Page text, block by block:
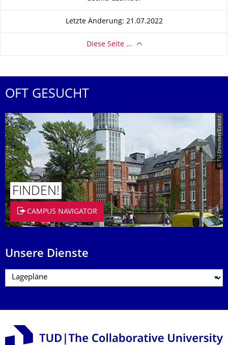
Letzte Änderung: 21.07.2022
Diese Seite …
OFT GESUCHT
© TU Dresden/Eckold
FINDEN!
CAMPUS NAVIGATOR
Unsere Dienste